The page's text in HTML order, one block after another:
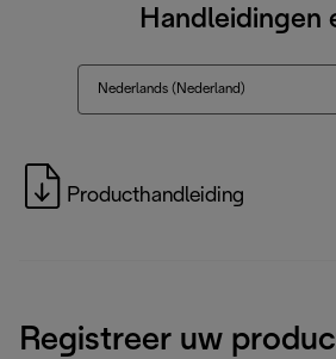
Handleidingen
Nederlands (Nederland)
Producthandleiding
Registreer uw